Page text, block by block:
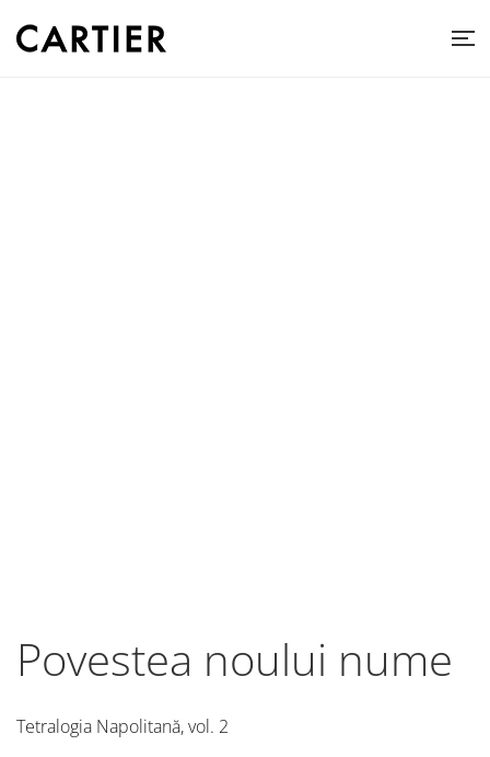
Povestea noului nume
Tetralogia Napolitană, vol. 2